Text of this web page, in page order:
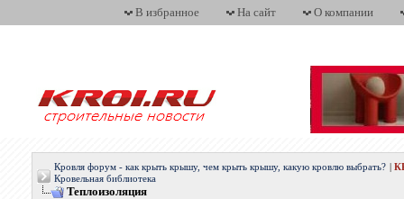
В избранное На сайт О компании
Кровля форум - как крыть крышу, чем крыть крышу, какую кровлю выбрать?
Кровельная библиотека
Теплоизоляция